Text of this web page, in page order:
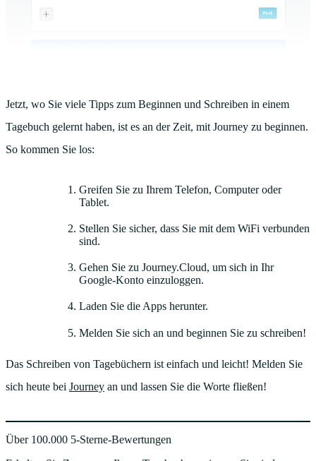
Jetzt, wo Sie viele Tipps zum Beginnen und Schreiben in einem
Tagebuch gelernt haben, ist es an der Zeit, mit Journey zu beginnen.
So kommen Sie los:
Greifen Sie zu Ihrem Telefon, Computer oder
Tablet.
Stellen Sie sicher, dass Sie mit dem WiFi verbunden
sind.
Gehen Sie zu Journey.Cloud, um sich in Ihr
Google-Konto einzuloggen.
Laden Sie die Apps herunter.
Melden Sie sich an und beginnen Sie zu schreiben!
Das Schreiben von Tagebüchern ist einfach und leicht! Melden Sie
sich heute bei Journey an und lassen Sie die Worte fließen!
Über 100.000 5-Sterne-Bewertungen